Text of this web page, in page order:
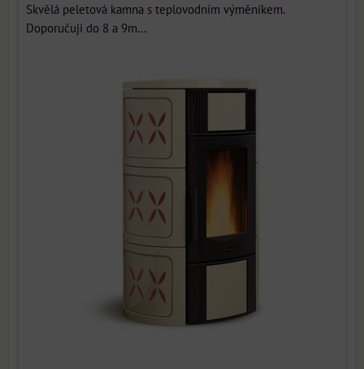
Skvělá peletová kamna s teplovodním výměníkem.
Doporučuji do 8 a 9m...